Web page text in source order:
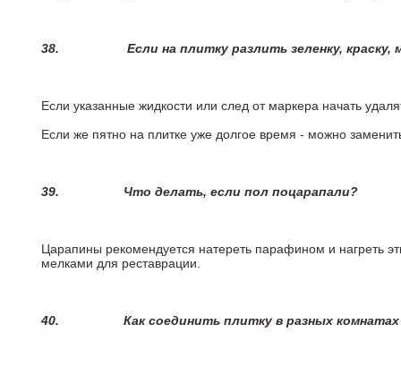
38. Если на плитку разлить зеленку,
Если указанные жидкости или след от маркера начать
Если же пятно на плитке уже долгое время - можно
39. Что делать, если пол поцарапали?
Царапины рекомендуется натереть парафином и нагреть
мелками для реставрации.
40. Как соединить плитку в разных